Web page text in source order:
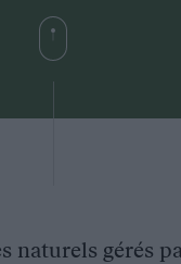
naturels gérés